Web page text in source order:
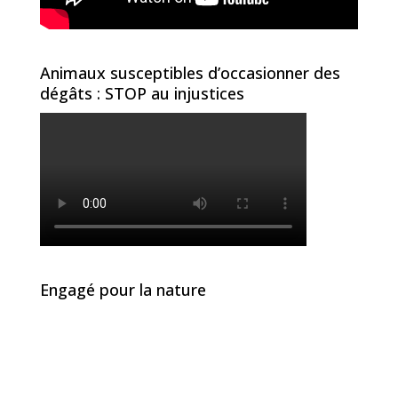
Animaux susceptibles d’occasionner des
dégâts : STOP au injustices
Engagé pour la nature